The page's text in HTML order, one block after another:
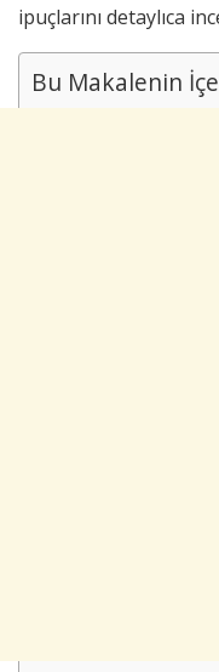
ipuçlarını detaylıca
Bu Makalenin